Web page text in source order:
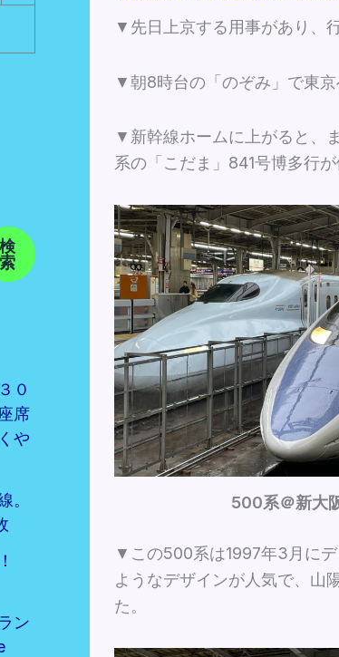
検
索
０
席
や
。
ン
▼先日上京する用事があり、
▼朝8時台の「のぞみ」で東京
▼新幹線ホームに上がると、
系の「こだま」841号博多行が
500系＠新大
▼この500系は1997年3月に
ようなデザインが人気で、山
た。